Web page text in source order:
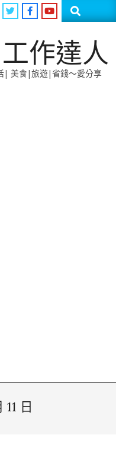
Search
作達人
| 美食|旅遊|省錢～愛分享
日